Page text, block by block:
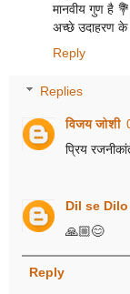
मानवीय गुण है
अच्छे उदाहरण के
Reply
Replies
विजय जोशी
प्रिय
Dil se
🙏🏼😊
Reply